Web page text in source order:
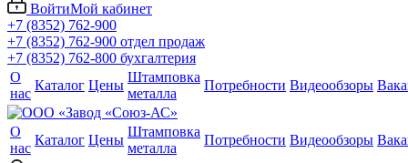
ВойтиМой кабинет
+7 (8352) 762-900
+7 (8352) 762-900 отдел продаж
+7 (8352) 762-800 бухгалтерия
О
нас
Каталог Цены
Штамповка
металла
Потребности Видеообзоры
О
нас
Каталог Цены
Штамповка
металла
Потребности Видеообзоры